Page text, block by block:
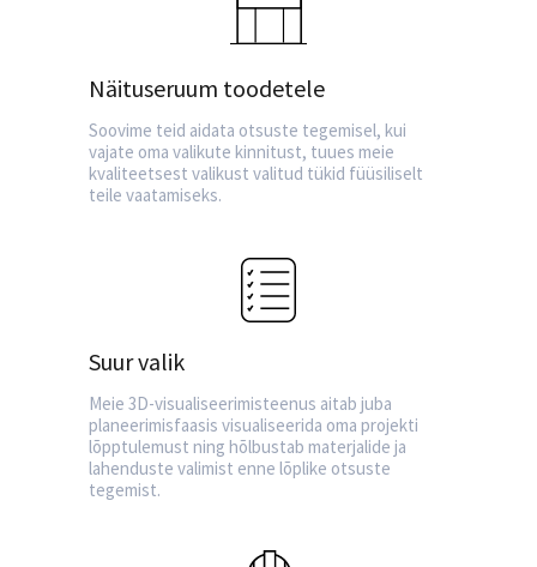
Näituseruum toodetele
Soovime teid aidata otsuste tegemisel, kui
vajate oma valikute kinnitust, tuues meie
kvaliteetsest valikust valitud tükid füüsiliselt
teile vaatamiseks.
Suur valik
Meie 3D-visualiseerimisteenus aitab juba
planeerimisfaasis visualiseerida oma projekti
lõpptulemust ning hõlbustab materjalide ja
lahenduste valimist enne lõplike otsuste
tegemist.